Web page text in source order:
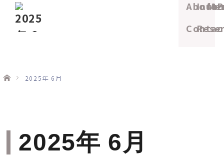
About
2025年 6月
2025年 6月